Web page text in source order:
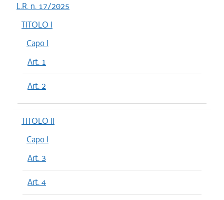
L.R. n. 17/2025
TITOLO I
Capo I
Art. 1
Art. 2
TITOLO II
Capo I
Art. 3
Art. 4